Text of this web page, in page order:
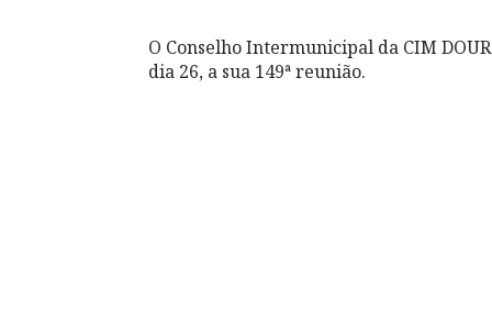
O Conselho Intermunicipal da CIM
dia 26, a sua 149ª reunião.